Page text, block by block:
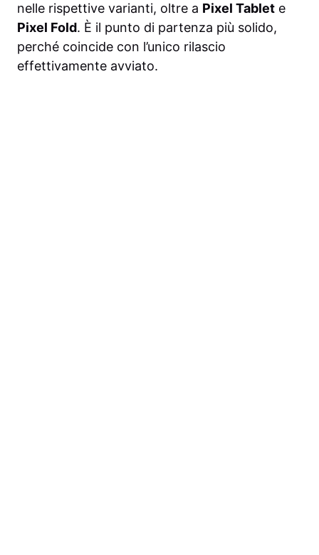
nelle rispettive varianti, oltre a Pixel Tablet e
Pixel Fold. È il punto di partenza più solido,
perché coincide con l’unico rilascio
effettivamente avviato.